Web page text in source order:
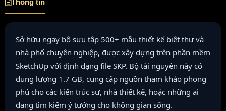
Thông tin
Sở hữu ngay bộ sưu tập 500+ mẫu thiết kế biệt thự và
nhà phố chuyên nghiệp, được xây dựng trên phần mềm
SketchUp với định dạng file SKP. Bộ tài nguyên này có
dung lượng 1.7 GB, cung cấp nguồn tham khảo phong
phú cho các kiến trúc sư, nhà thiết kế, hoặc những ai
đang tìm kiếm ý tưởng cho không gian sống.